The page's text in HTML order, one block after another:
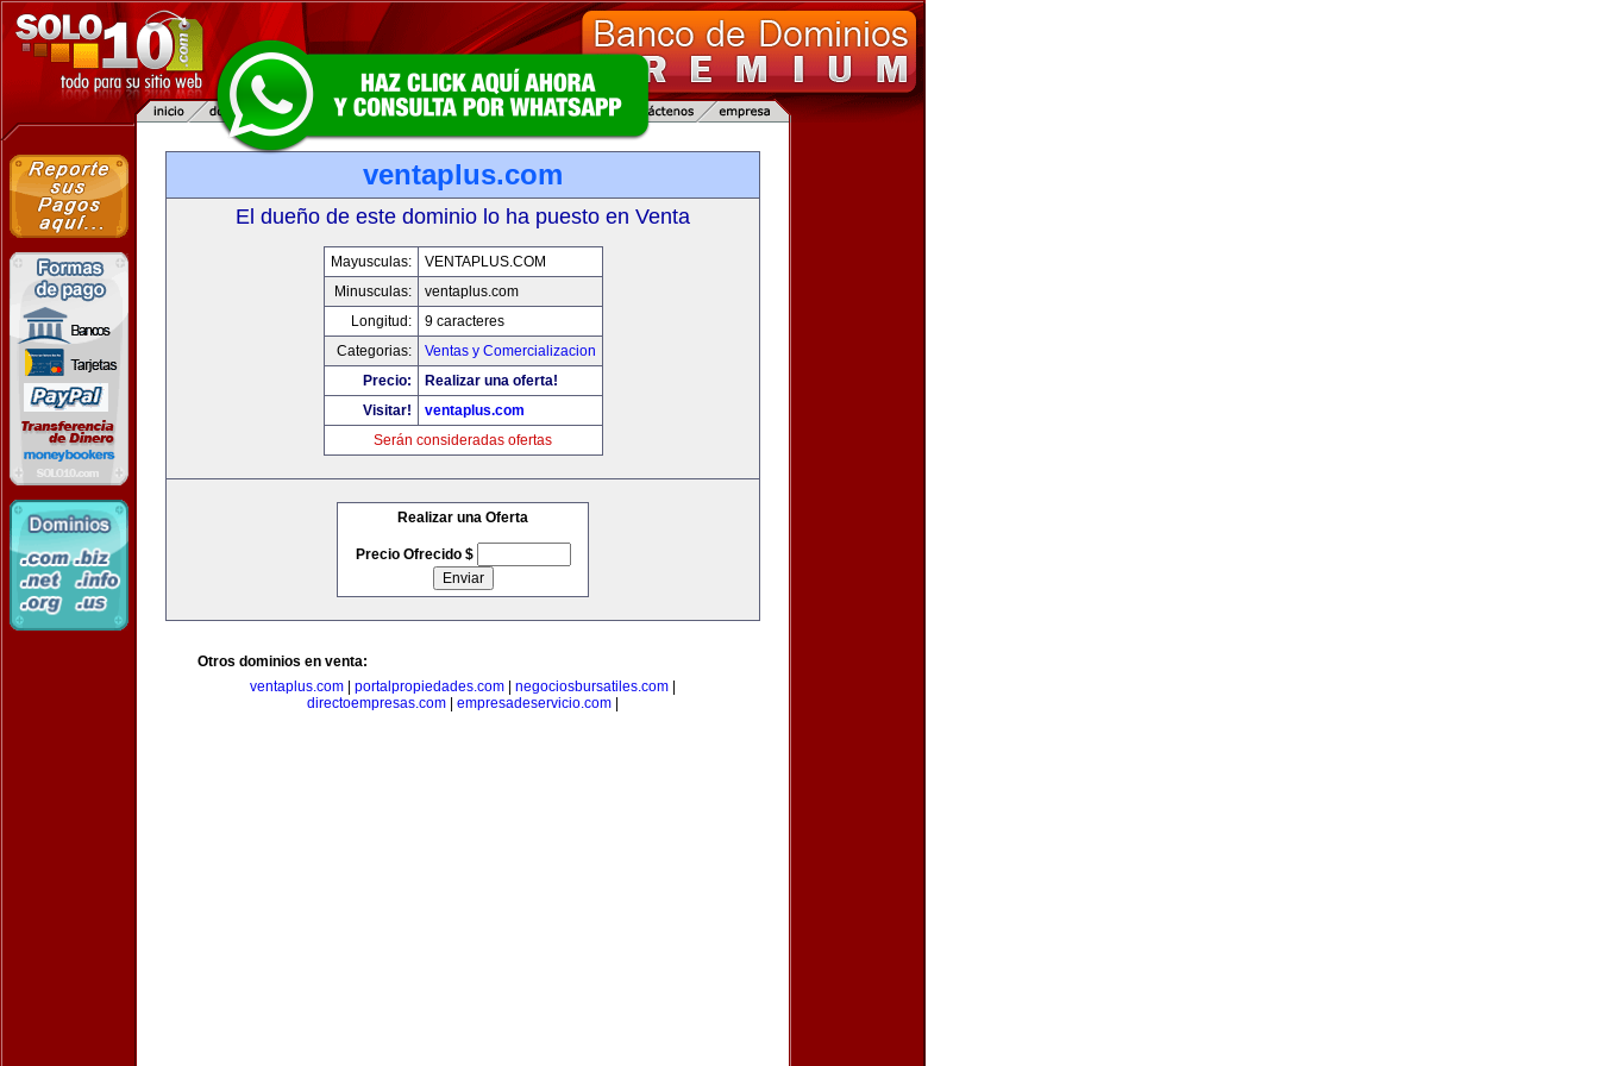
ventaplus.com
El dueño de este dominio lo ha puesto en Venta
Mayusculas:
VENTAPLUS.COM
Minusculas:
ventaplus.com
Longitud:
9 caracteres
Categorias:
Ventas y Comercializacion
Precio:
Realizar una oferta!
Visitar!
ventaplus.com
Serán consideradas ofertas
Realizar una Oferta
Precio Ofrecido $
Otros dominios en venta:
ventaplus.com
portalpropiedades.com negociosbursatiles.com
directoempresas.com
empresadeservicio.com